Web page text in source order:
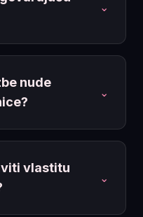
⌄
nude
⌄
vlastitu
⌄